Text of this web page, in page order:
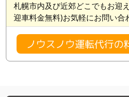
札幌市内及び近郊どこでもお迎
迎車料金無料)お気軽にお問い合
ノウスノウ運転代行の